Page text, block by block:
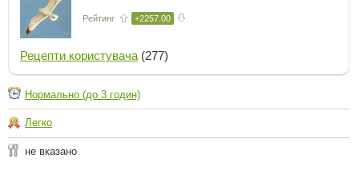
Рейтинг +2257.00
Рецепти користувача (277)
Нормально (до 3 годин)
Легко
не вказано